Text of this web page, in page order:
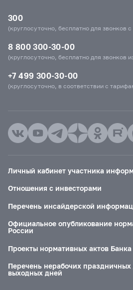
300
(круглосуточно, бесплатно для звонков
8 800 300-30-00
(круглосуточно, бесплатно для звонков
+7 499 300-30-00
(круглосуточно, в соответствии с
Личный кабинет участника
Отношения с инвесторами
Перечень инсайдерской
Официальное опубликование
России
Проекты нормативных актов
Перечень нерабочих
выходных дней